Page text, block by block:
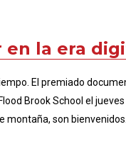
en la era
El premiado
Brook School el
montaña, son